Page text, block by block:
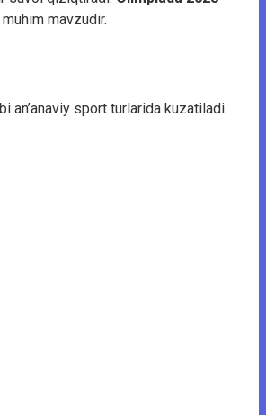
mavzudir.
an’anaviy sport turlarida kuzatiladi.